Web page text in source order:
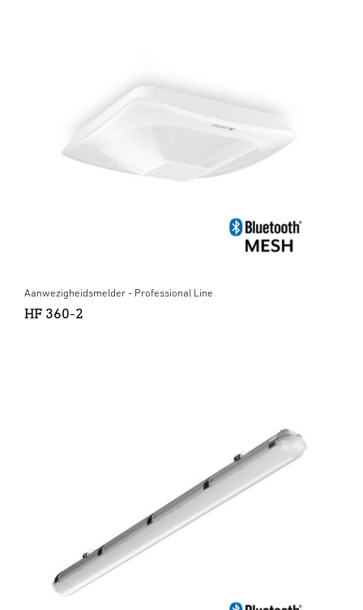
Aanwezigheidsmelder - Professional Line
HF 360-2